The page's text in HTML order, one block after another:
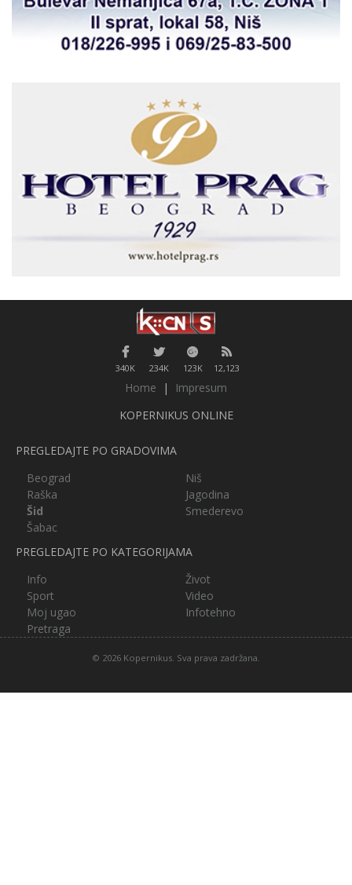
340K 234K 123K 12,123
Home |
Impresum
KOPERNIKUS ONLINE
PREGLEDAJTE PO GRADOVIMA
Beograd
Niš
Raška
Jagodina
Šid
Smederevo
Šabac
PREGLEDAJTE PO KATEGORIJAMA
Info
Život
Sport
Video
Moj ugao
Infotehno
Pretraga
© 2026 Kopernikus. Sva prava zadržana.